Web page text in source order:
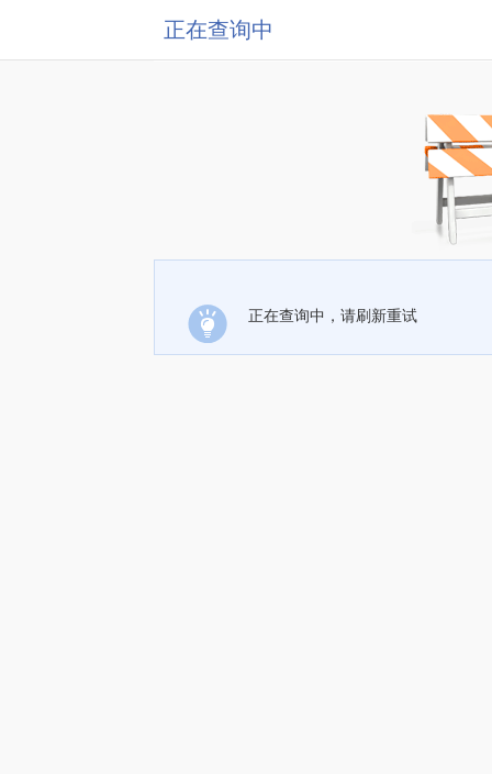
正在查询中
正在查询中，请刷新重试